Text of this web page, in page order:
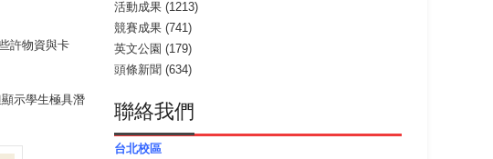
許物資與卡
示學生極具潛
活動成果 (1213)
競賽成果 (741)
英文公園 (179)
頭條新聞 (634)
聯絡我們
台北校區